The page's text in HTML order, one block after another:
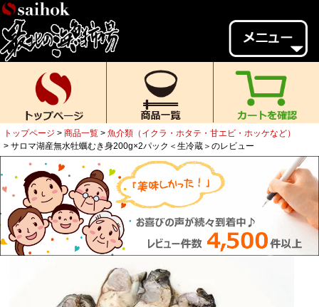
会員様メニュー
ゲスト
様、
いらっしゃいませ。
ご来店ありがとうございます。
新規会員登録 ログイン
MYページ MYクーポン
ポイント履歴
レビュー投稿 閲覧履歴
当店について
初めての方へ
トップページ 商品一覧
魚介類（イクラ・ホタテ・甘エビ・ホッケなど）
サロマ湖産無水牡蠣むき身200g×2パック＜生冷蔵＞のレビュー